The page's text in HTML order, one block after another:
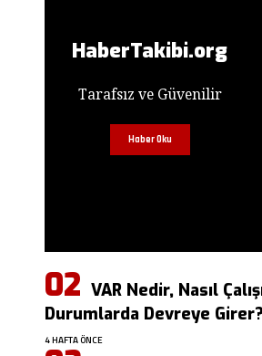
HaberTakibi.org
Tarafsız ve Güvenilir
Haber Oku
VAR Nedir, Nasıl
Durumlarda Devreye
4 HAFTA ÖNCE